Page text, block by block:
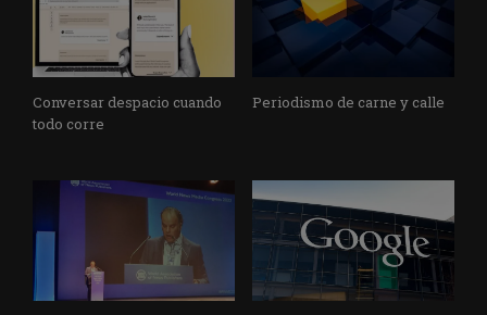
Conversar despacio cuando
todo corre
Periodismo de carne y calle